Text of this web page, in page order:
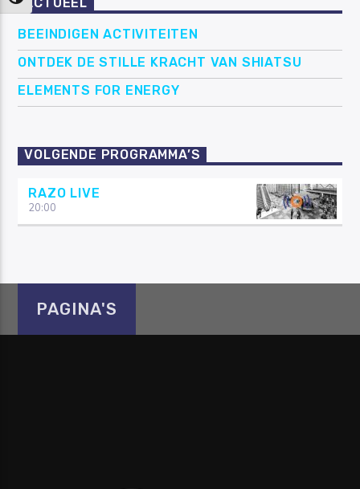
ACTUEEL
BEEINDIGEN ACTIVITEITEN
ONTDEK DE STILLE KRACHT VAN SHIATSU
ELEMENTS FOR ENERGY
VOLGENDE PROGRAMMA’S
RAZO LIVE
20:00
PAGINA'S